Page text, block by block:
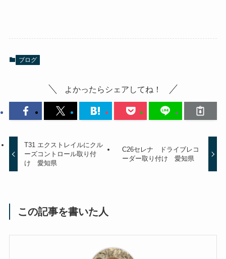
ブログ
よかったらシェアしてね！
T31 エクストレイルにクル
ーズコントロール取り付
け 愛知県
C26セレナ ドライブレコ
ーダー取り付け 愛知県
この記事を書いた人